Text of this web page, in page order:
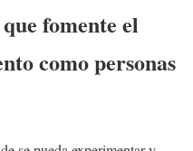
fomente el
como personas